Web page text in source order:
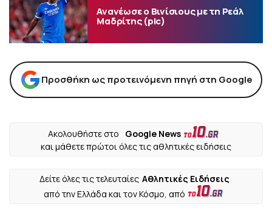
Ανανέωσε ο Βινίσιους με τη Ρεάλ
Μαδρίτης (pic)
Προσθήκη ως προτεινόμενη πηγή στη Google
Ακολουθήστε στο
Google News
και μάθετε πρώτοι όλες τις αθλητικές ειδήσεις
Δείτε όλες τις τελευταίες Αθλητικές Ειδήσεις
από την Ελλάδα και τον Κόσμο, από